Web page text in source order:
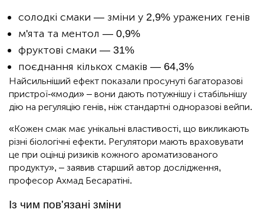
солодкі смаки — зміни у 2,9% уражених генів
м'ята та ментол — 0,9%
фруктові смаки — 31%
поєднання кількох смаків — 64,3%
Найсильніший ефект показали просунуті багаторазові
пристрої-«моди» – вони дають потужнішу і стабільнішу
дію на регуляцію генів, ніж стандартні одноразові вейпи.
«Кожен смак має унікальні властивості, що викликають
різні біологічні ефекти. Регулятори мають враховувати
це при оцінці ризиків кожного ароматизованого
продукту», – заявив старший автор дослідження,
професор Ахмад Бесаратіні.
Із чим пов'язані зміни